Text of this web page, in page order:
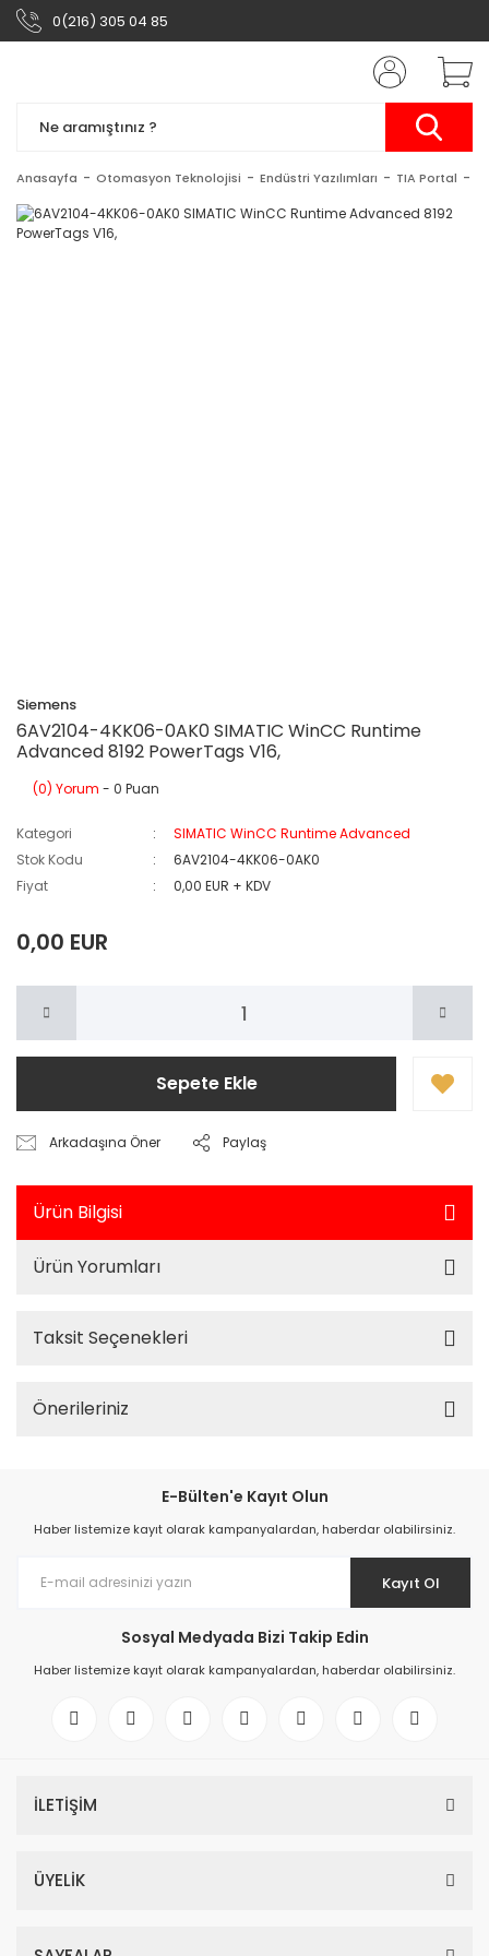
0(216) 305 04 85
Anasayfa Otomasyon Teknolojisi Endüstri Yazılımları TIA Portal
Siemens
6AV2104-4KK06-0AK0 SIMATIC WinCC Runtime
Advanced 8192 PowerTags V16,
(0) Yorum - 0 Puan
Kategori
SIMATIC WinCC Runtime Advanced
Stok Kodu
6AV2104-4KK06-0AK0
Fiyat
0,00 EUR + KDV
0,00 EUR
Sepete Ekle
Arkadaşına Öner Paylaş
Ürün Bilgisi
Ürün Yorumları
Taksit Seçenekleri
Önerileriniz
E-Bülten'e Kayıt Olun
Haber listemize kayıt olarak kampanyalardan, haberdar olabilirsiniz.
Kayıt Ol
Sosyal Medyada Bizi Takip Edin
Haber listemize kayıt olarak kampanyalardan, haberdar olabilirsiniz.
İLETİŞİM
ÜYELİK